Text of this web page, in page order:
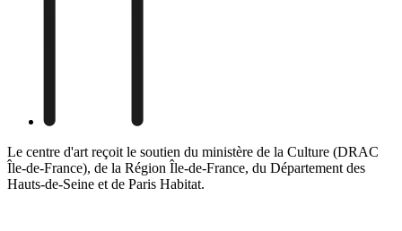
Le centre d'art reçoit le soutien du ministère de la Culture (DRAC
Île-de-France), de la Région Île-de-France, du Département des
Hauts-de-Seine et de Paris Habitat.